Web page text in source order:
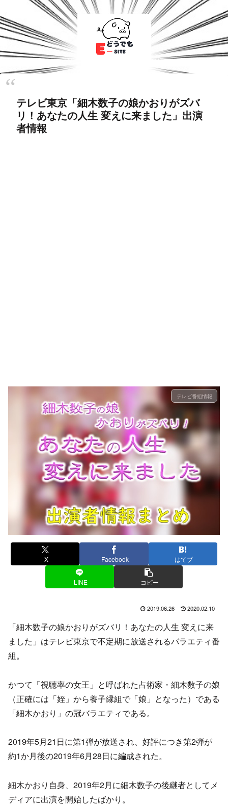
テレビ東京「細木数子の娘かおりがズバ
リ！あなたの人生 変えに来ました」出演
者情報
テレビ番組情報
X Facebook はてブ
LINE コピー
2019.06.26 2020.02.10
「細木数子の娘かおりがズバリ！あなたの人生 変えに来
ました」はテレビ東京で不定期に放送されるバラエティ番
組。
かつて「視聴率の女王」と呼ばれた占術家・細木数子の娘
（正確には「姪」から養子縁組で「娘」となった）である
「細木かおり」の冠バラエティである。
2019年5月21日に第1弾が放送され、好評につき第2弾が
約1か月後の2019年6月28日に編成された。
細木かおり自身、2019年2月に細木数子の後継者としてメ
ディアに出演を開始したばかり。